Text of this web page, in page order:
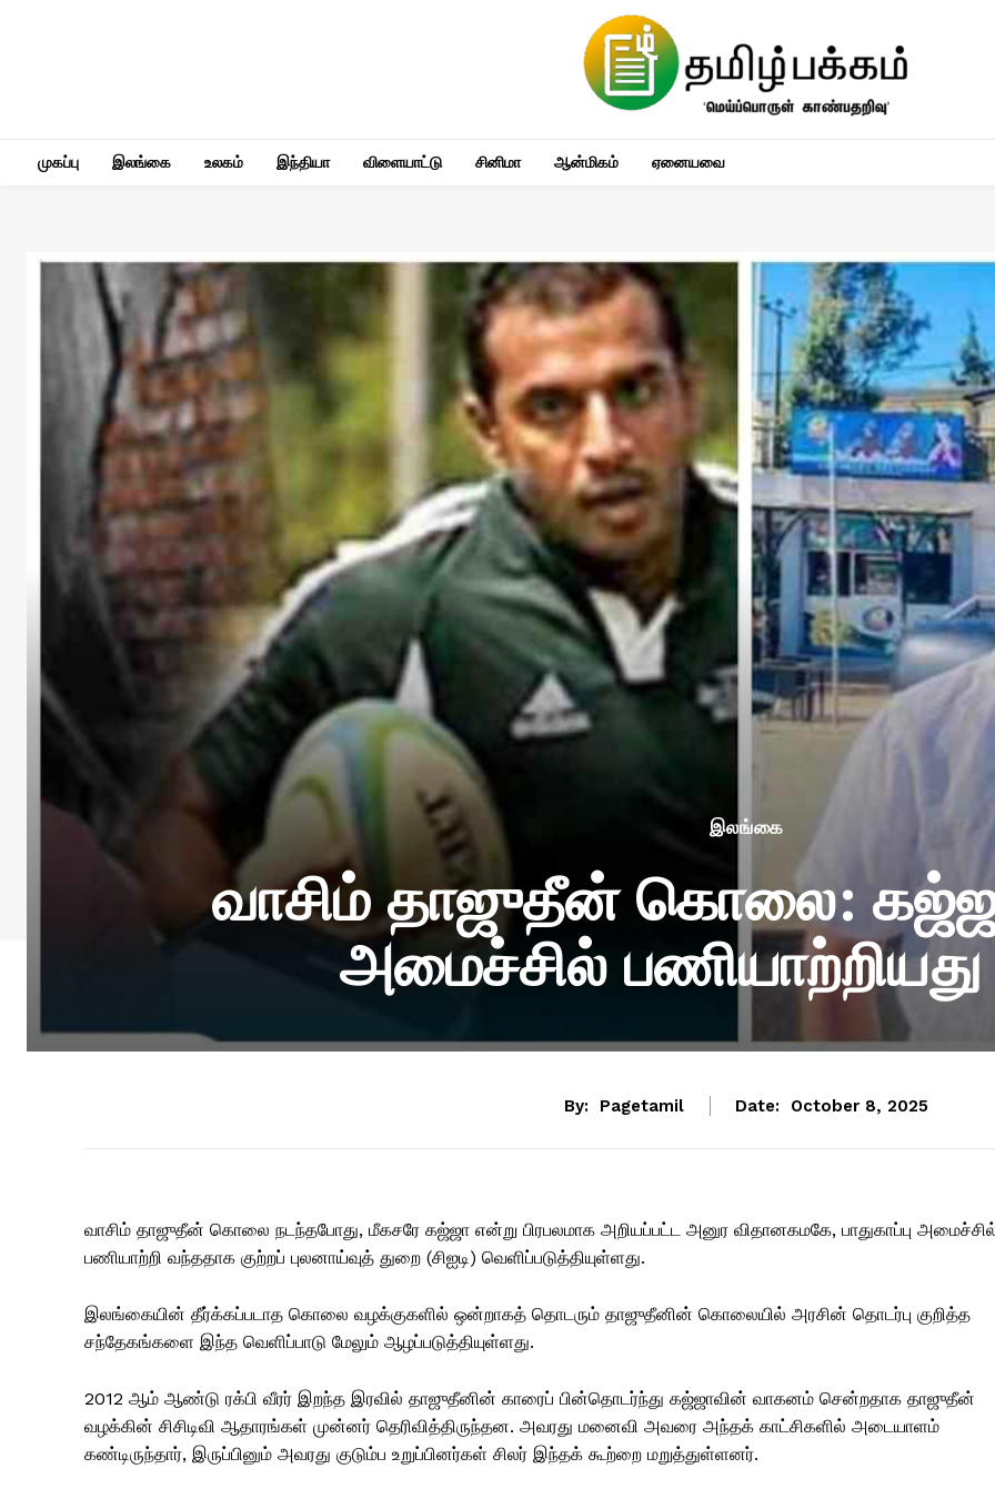
முகப்பு இலங்கை உலகம் இந்தியா விளையாட்டு சினிமா ஆன்மிகம் ஏனையவை
இலங்கை
வாசிம் தாஜுதீன் கொலை: கஜ்ஜா
அமைச்சில் பணியாற்றியது
By: Pagetamil Date: October 8, 2025
வாசிம் தாஜுதீன் கொலை நடந்தபோது, ​​மீகசரே கஜ்ஜா என்று பிரபலமாக அறியப்பட்ட அனுர விதானகமகே, பாதுகாப்பு
பணியாற்றி வந்ததாக குற்றப் புலனாய்வுத் துறை (சிஐடி) வெளிப்படுத்தியுள்ளது.
இலங்கையின் தீர்க்கப்படாத கொலை வழக்குகளில் ஒன்றாகத் தொடரும் தாஜுதீனின் கொலையில் அரசின் தொடர்பு குறித்த
சந்தேகங்களை இந்த வெளிப்பாடு மேலும் ஆழப்படுத்தியுள்ளது.
2012 ஆம் ஆண்டு ரக்பி வீரர் இறந்த இரவில் தாஜுதீனின் காரைப் பின்தொடர்ந்து கஜ்ஜாவின் வாகனம் சென்றதாக தாஜுதீன்
வழக்கின் சிசிடிவி ஆதாரங்கள் முன்னர் தெரிவித்திருந்தன. அவரது மனைவி அவரை அந்தக் காட்சிகளில் அடையாளம்
கண்டிருந்தார், இருப்பினும் அவரது குடும்ப உறுப்பினர்கள் சிலர் இந்தக் கூற்றை மறுத்துள்ளனர்.